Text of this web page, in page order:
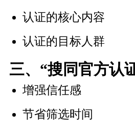
认证的核心内容
认证的目标人群
三、“搜同官方认
增强信任感
节省筛选时间